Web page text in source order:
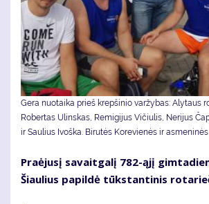
Gera nuotaika prieš krepšinio varžybas: Alytaus
Robertas Ulinskas, Remigijus Vičiulis, Nerijus
ir Saulius Ivoška. Bi­ru­tės Ko­re­vie­nės ir
Pra­ėju­sį sa­vait­ga­lį 782-ąjį
Šiau­lius pa­pil­dė tūks­tan­ti­nis